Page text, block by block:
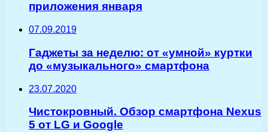
приложения января
07.09.2019
Гаджеты за неделю: от «умной» куртки
до «музыкального» смартфона
23.07.2020
Чистокровный. Обзор смартфона Nexus
5 от LG и Google